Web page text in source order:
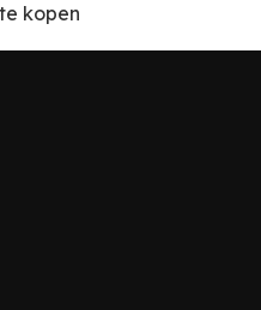
te kopen